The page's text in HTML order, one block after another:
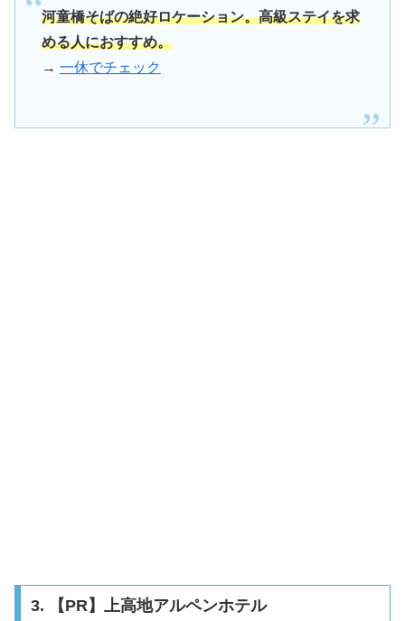
河童橋そばの絶好ロケーション。高級ステイを求
める人におすすめ。
→ 一休でチェック
3. 【PR】上高地アルペンホテル